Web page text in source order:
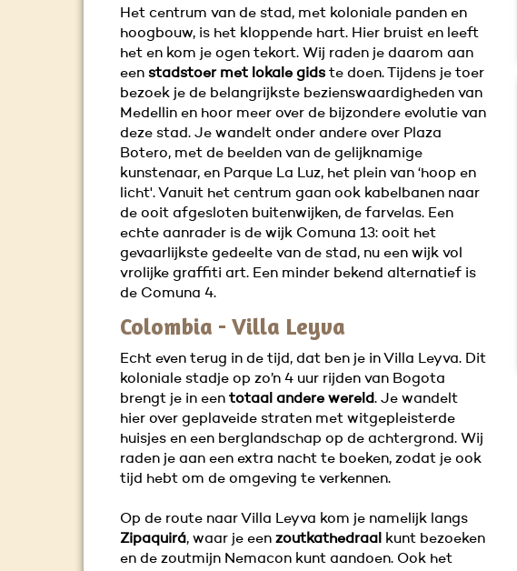
Het centrum van de stad, met koloniale panden en
hoogbouw, is het kloppende hart. Hier bruist en leeft
het en kom je ogen tekort. Wij raden je daarom aan
een stadstoer met lokale gids te doen. Tijdens je toer
bezoek je de belangrijkste bezienswaardigheden van
Medellin en hoor meer over de bijzondere evolutie van
deze stad. Je wandelt onder andere over Plaza
Botero, met de beelden van de gelijknamige
kunstenaar, en Parque La Luz, het plein van ‘hoop en
licht'. Vanuit het centrum gaan ook kabelbanen naar
de ooit afgesloten buitenwijken, de farvelas. Een
echte aanrader is de wijk Comuna 13: ooit het
gevaarlijkste gedeelte van de stad, nu een wijk vol
vrolijke graffiti art. Een minder bekend alternatief is
de Comuna 4.
Colombia - Villa Leyva
Echt even terug in de tijd, dat ben je in Villa Leyva. Dit
koloniale stadje op zo’n 4 uur rijden van Bogota
brengt je in een totaal andere wereld. Je wandelt
hier over geplaveide straten met witgepleisterde
huisjes en een berglandschap op de achtergrond. Wij
raden je aan een extra nacht te boeken, zodat je ook
tijd hebt om de omgeving te verkennen.
Op de route naar Villa Leyva kom je namelijk langs
Zipaquirá, waar je een zoutkathedraal
kunt bezoeken
en de zoutmijn Nemacon kunt aandoen. Ook het